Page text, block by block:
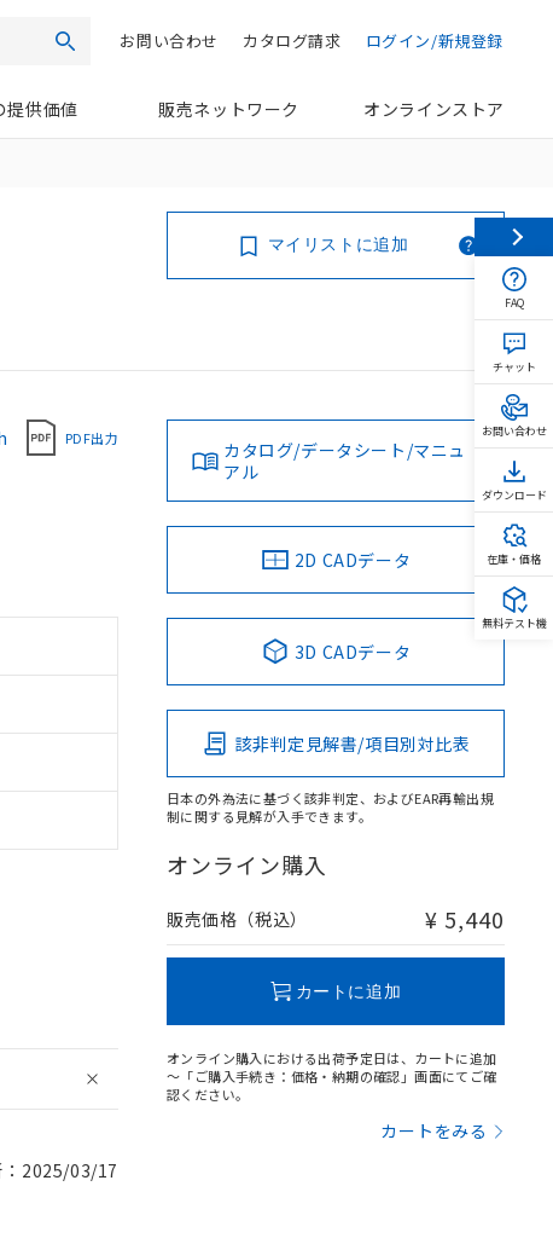
検索 ログイン/新規登録
カタログ請求
お問い合わせ
提供価値 販売ネットワーク オンラインストア
マイリストに追加
PDF出力
：2025/03/17
カタログ/データシート/マニュ
アル
2D CADデータ
3D CADデータ
該非判定見解書/項目別対比表
日本の外為法に基づく該非判定、およびEAR再輸出規
制に関する見解が入手できます。
オンライン購入
販売価格（税込） ¥ 5,440
カートに追加
オンライン購入における出荷予定日は、カートに追加
～「ご購入手続き：価格・納期の確認」画面にてご確
認ください。
カートをみる
FAQ
チャット
お問い合わせ
ダウンロード
在庫・価格
無料テスト機